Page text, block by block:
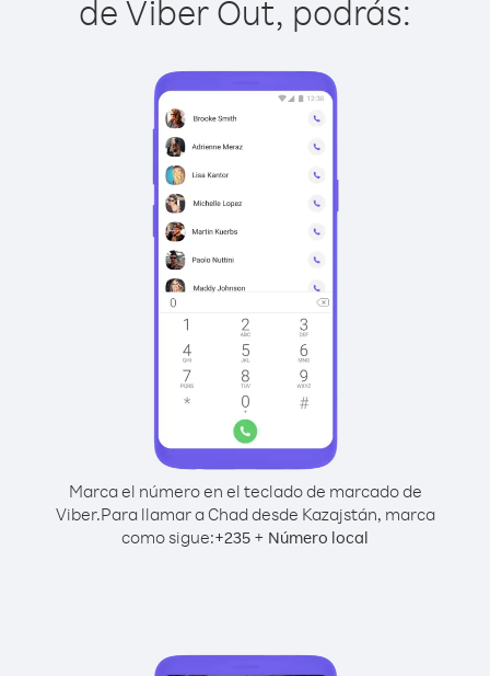
de Viber Out, podrás:
Marca el número en el teclado de marcado de
Viber.Para llamar a Chad desde Kazajstán, marca
como sigue:+235 + Número local